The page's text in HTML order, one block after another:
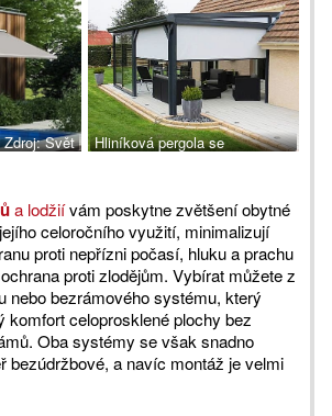
Svět
Hliníková pergola se
a lodžiívám poskytne zvětšení obytné
celoročního využití, minimalizují
proti nepřízni počasí, hluku a prachu
proti zlodějům. Vybírat můžete z
nebo bezrámového systému, který
komfort celoprosklené plochy bez
Oba systémy se však snadno
bezúdržbové, a navíc montáž je velmi